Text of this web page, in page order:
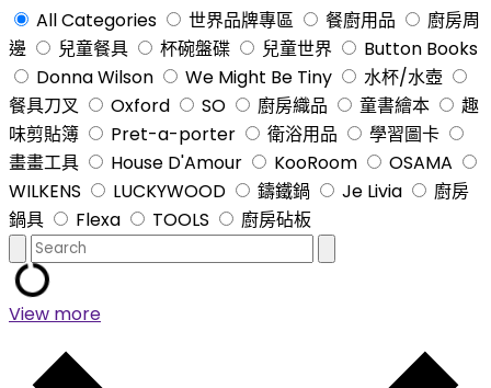
All Categories 世界品牌專區 餐廚用品
廚房周
邊
兒童餐具 杯碗盤碟 兒童世界
Button Books
Donna Wilson
We Might Be Tiny
水杯/水壺
餐具刀叉
Oxford SO 廚房織品 童書繪本
趣
味剪貼簿
Pret-a-porter 衛浴用品
學習圖卡
畫畫工具
House D'Amour KooRoom
OSAMA
WILKENS
LUCKYWOOD 鑄鐵鍋 Je Livia
廚房
鍋具
Flexa TOOLS 廚房砧板
View more